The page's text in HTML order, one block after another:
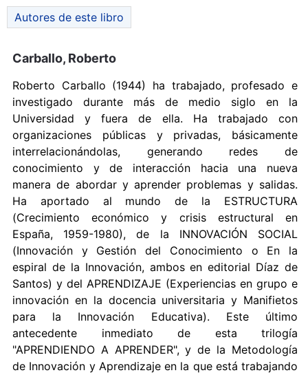
Autores de este libro
Carballo, Roberto
Roberto Carballo (1944) ha trabajado, profesado e
investigado durante más de medio siglo en la
Universidad y fuera de ella. Ha trabajado con
organizaciones públicas y privadas, básicamente
interrelacionándolas, generando redes de
conocimiento y de interacción hacia una nueva
manera de abordar y aprender problemas y salidas.
Ha aportado al mundo de la ESTRUCTURA
(Crecimiento económico y crisis estructural en
España, 1959-1980), de la INNOVACIÓN SOCIAL
(Innovación y Gestión del Conocimiento o En la
espiral de la Innovación, ambos en editorial Díaz de
Santos) y del APRENDIZAJE (Experiencias en grupo e
innovación en la docencia universitaria y Manifietos
para la Innovación Educativa). Este último
antecedente inmediato de esta trilogía
"APRENDIENDO A APRENDER", y de la Metodología
de Innovación y Aprendizaje en la que está trabajando